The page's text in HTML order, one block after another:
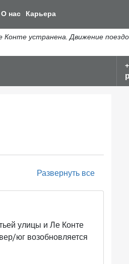
к
общему
содержанию
О нас Карьера
устранена. Движение
Развернуть все
улицы и Ле Конте
юг возобновляется